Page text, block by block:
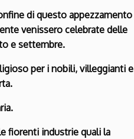
di questo appezzamento
venissero celebrate delle
e settembre.
per i nobili, villeggianti e
fiorenti industrie quali la